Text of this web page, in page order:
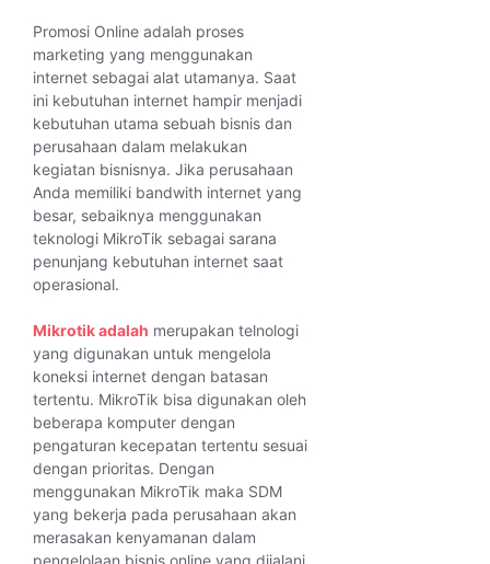
Promosi Online adalah proses
marketing yang menggunakan
internet sebagai alat utamanya. Saat
ini kebutuhan internet hampir menjadi
kebutuhan utama sebuah bisnis dan
perusahaan dalam melakukan
kegiatan bisnisnya. Jika perusahaan
Anda memiliki bandwith internet yang
besar, sebaiknya menggunakan
teknologi MikroTik sebagai sarana
penunjang kebutuhan internet saat
operasional.
Mikrotik adalah merupakan telnologi
yang digunakan untuk mengelola
koneksi internet dengan batasan
tertentu. MikroTik bisa digunakan oleh
beberapa komputer dengan
pengaturan kecepatan tertentu sesuai
dengan prioritas. Dengan
menggunakan MikroTik maka SDM
yang bekerja pada perusahaan akan
merasakan kenyamanan dalam
pengelolaan bisnis online yang dijalani.